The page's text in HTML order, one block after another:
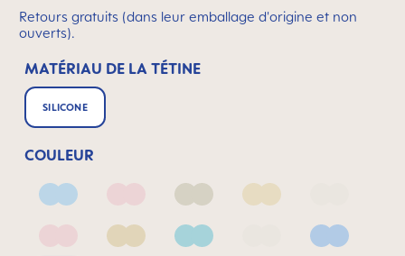
Retours gratuits (dans leur emballage d'origine et non
ouverts).
MATÉRIAU DE LA TÉTINE
SILICONE
COULEUR
Arctic Blue Ivory Linen
Matt BlushMatt LinenMatt Sage Pale MintPowder